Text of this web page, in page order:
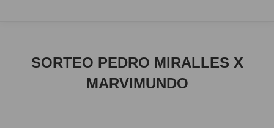
SORTEO PEDRO MIRALLES X
MARVIMUNDO